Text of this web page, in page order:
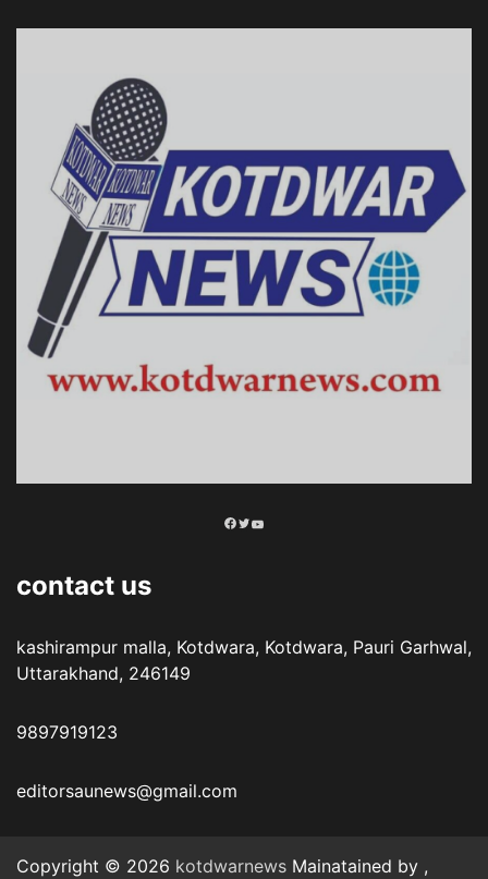
Facebook
Twitter
YouTube
contact us
kashirampur malla, Kotdwara, Kotdwara, Pauri Garhwal,
Uttarakhand, 246149
9897919123
editorsaunews@gmail.com
Copyright © 2026 kotdwarnews Mainatained by ,